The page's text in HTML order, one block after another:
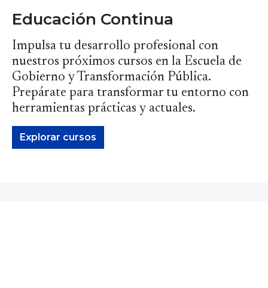
Educación Continua
Impulsa tu desarrollo profesional con
nuestros próximos cursos en la Escuela de
Gobierno y Transformación Pública.
Prepárate para transformar tu entorno con
herramientas prácticas y actuales.
Explorar cursos